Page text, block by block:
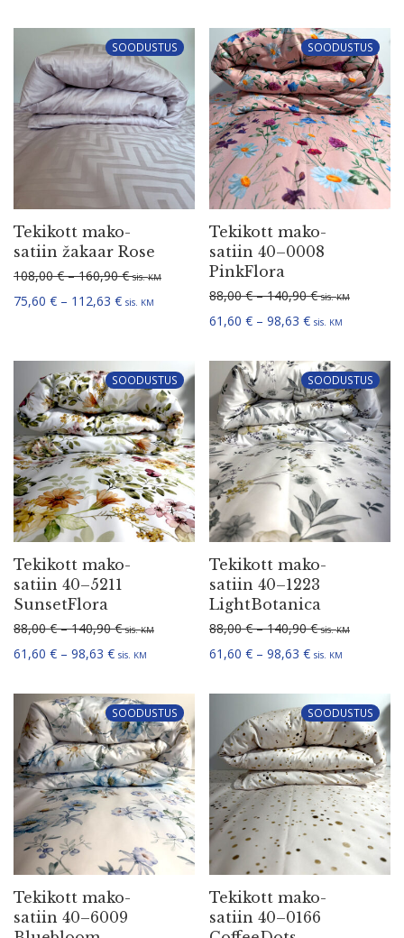
SOODUSTUS
Tekikott mako-
satiin žakaar Rose
108,00€ – 160,90€Hinna­va­hemik: 108,00 € kuni 160,90 €
sis.KM
75,60 € – 112,63 €Hinna­va­hemik: 75,60 € kuni 112,63 €
sis. KM
SOODUSTUS
Tekikott mako-
satiin 40–0008
PinkFlora
88,00€ – 140,90€ sis.KM
61,60 € – 98,63 €Hinna­va­hemik:
sis. KM
SOODUSTUS
Tekikott mako-
satiin 40–5211
SunsetFlora
88,00€ – 140,90€Hinna­va­hemik: 88,00 € kuni 140,90 €
sis.KM
61,60 € – 98,63 €Hinna­va­hemik: 61,60 € kuni 98,63 €
sis. KM
SOODUSTUS
Tekikott mako-
satiin 40–1223
LightBotanica
88,00€ – 140,90€ sis.KM
61,60 € – 98,63 €Hinna­va­hemik:
sis. KM
SOODUSTUS
Tekikott mako-
satiin 40–6009
SOODUSTUS
Tekikott mako-
satiin 40–0166